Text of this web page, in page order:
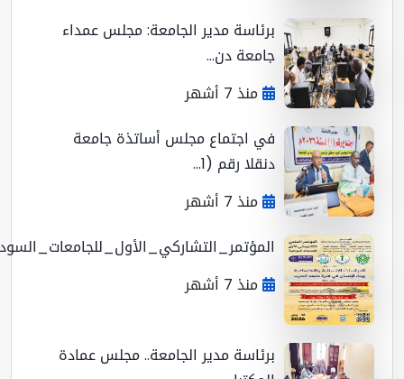
برئاسة مدير الجامعة: مجلس عمداء
جامعة دن...
منذ 7 أشهر
في اجتماع مجلس أساتذة جامعة
دنقلا رقم (1...
منذ 7 أشهر
المؤتمر_التشاركي_الأول_للجامعات_السوداني...
منذ 7 أشهر
برئاسة مدير الجامعة.. مجلس عمادة